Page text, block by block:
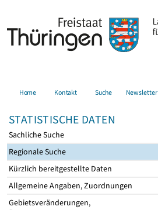
Home Kontakt Suche Newsletter
STATISTISCHE DATEN
Sachliche Suche
Regionale Suche
Kürzlich bereitgestellte Daten
Allgemeine Angaben, Zuordnungen
Gebietsveränderungen,